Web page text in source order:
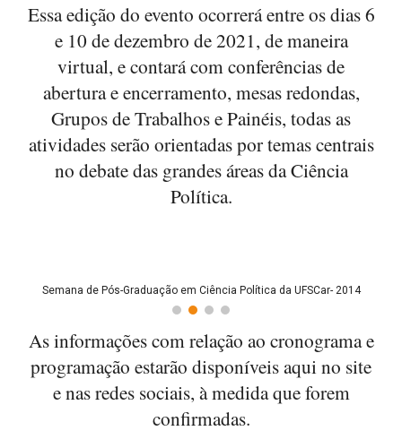
Essa edição do evento ocorrerá entre os dias 6
e 10 de dezembro de 2021, de maneira
virtual, e contará com conferências de
abertura e encerramento, mesas redondas,
Grupos de Trabalhos e Painéis, todas as
atividades serão orientadas por temas centrais
no debate das grandes áreas da Ciência
Política.
Semana de Pós-Graduação em Ciência Política da UFSCar- 2014
As informações com relação ao cronograma e
programação estarão disponíveis aqui no site
e nas redes sociais, à medida que forem
confirmadas.